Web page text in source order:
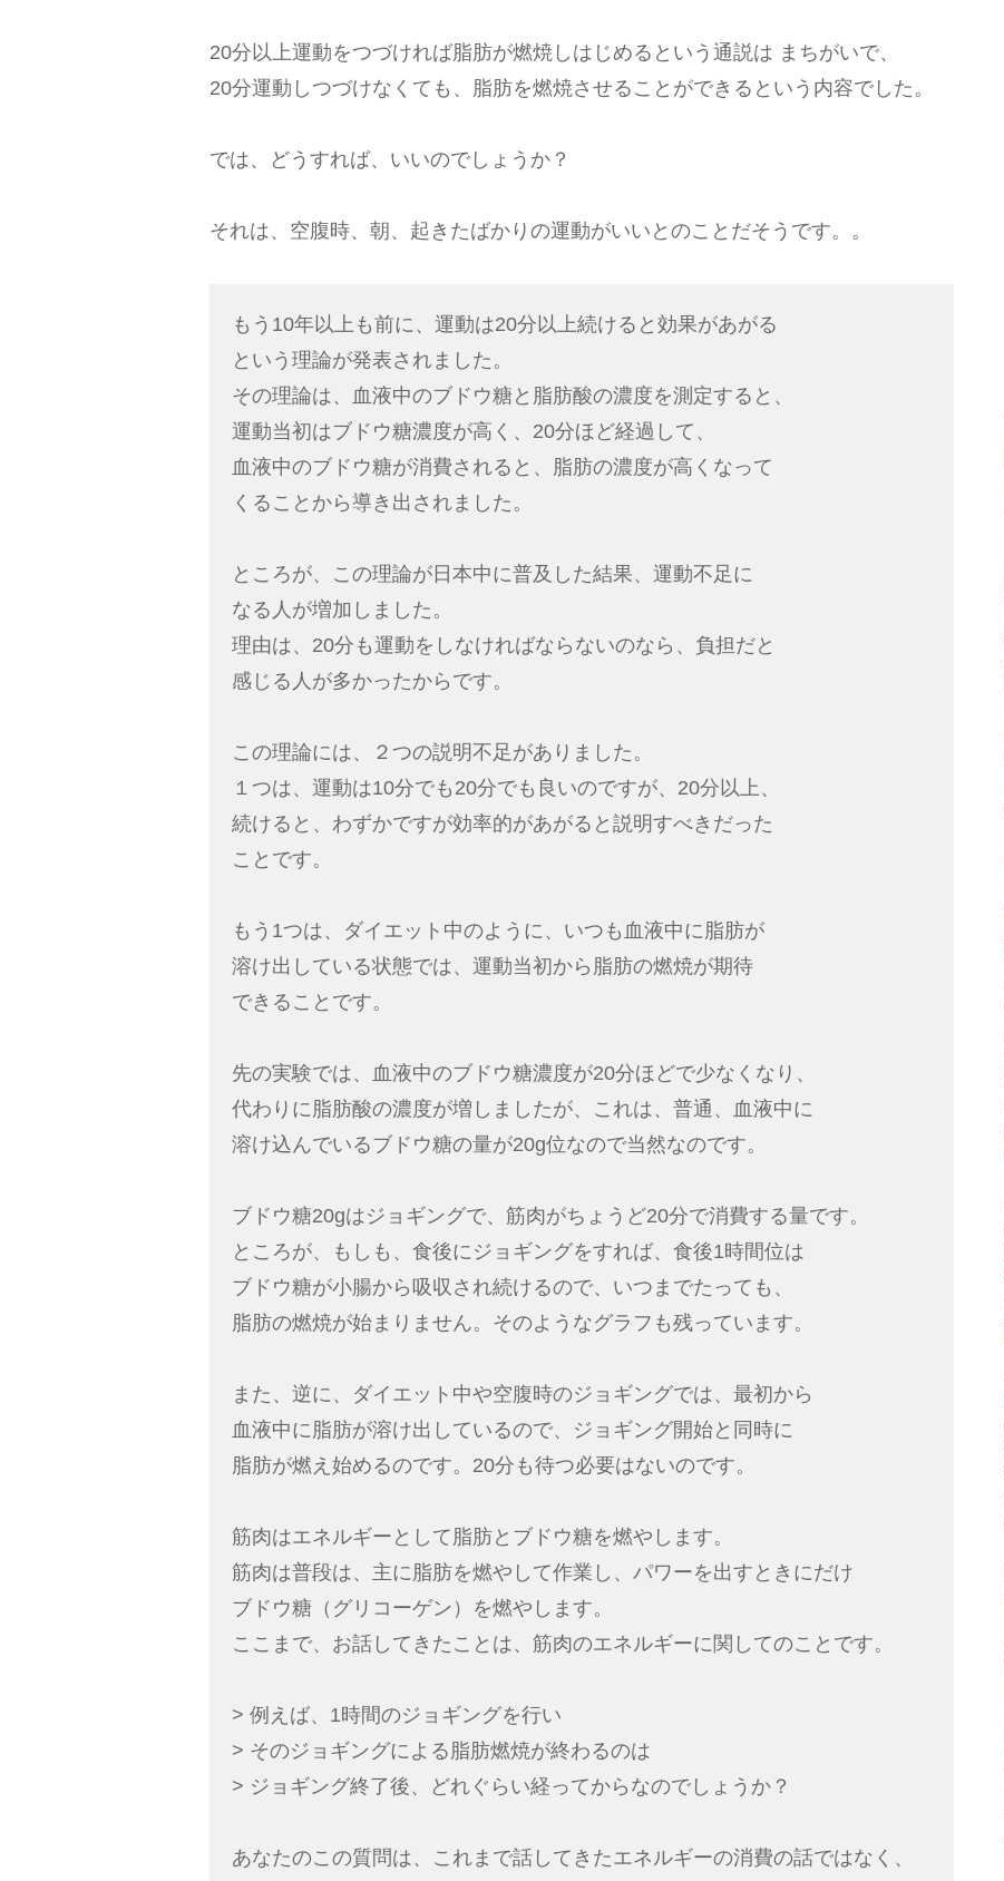
20分以上運動をつづければ脂肪が燃焼しはじめるという通説は まちがいで、
20分運動しつづけなくても、脂肪を燃焼させることができるという内容でした。
では、どうすれば、いいのでしょうか？
それは、空腹時、朝、起きたばかりの運動がいいとのことだそうです。。
もう10年以上も前に、運動は20分以上続けると効果があがる
という理論が発表されました。
その理論は、血液中のブドウ糖と脂肪酸の濃度を測定すると、
運動当初はブドウ糖濃度が高く、20分ほど経過して、
血液中のブドウ糖が消費されると、脂肪の濃度が高くなって
くることから導き出されました。
ところが、この理論が日本中に普及した結果、運動不足に
なる人が増加しました。
理由は、20分も運動をしなければならないのなら、負担だと
感じる人が多かったからです。
この理論には、２つの説明不足がありました。
１つは、運動は10分でも20分でも良いのですが、20分以上、
続けると、わずかですが効率的があがると説明すべきだった
ことです。
もう1つは、ダイエット中のように、いつも血液中に脂肪が
溶け出している状態では、運動当初から脂肪の燃焼が期待
できることです。
先の実験では、血液中のブドウ糖濃度が20分ほどで少なくなり、
代わりに脂肪酸の濃度が増しましたが、これは、普通、血液中に
溶け込んでいるブドウ糖の量が20g位なので当然なのです。
ブドウ糖20gはジョギングで、筋肉がちょうど20分で消費する量です。
ところが、もしも、食後にジョギングをすれば、食後1時間位は
ブドウ糖が小腸から吸収され続けるので、いつまでたっても、
脂肪の燃焼が始まりません。そのようなグラフも残っています。
また、逆に、ダイエット中や空腹時のジョギングでは、最初から
血液中に脂肪が溶け出しているので、ジョギング開始と同時に
脂肪が燃え始めるのです。20分も待つ必要はないのです。
筋肉はエネルギーとして脂肪とブドウ糖を燃やします。
筋肉は普段は、主に脂肪を燃やして作業し、パワーを出すときにだけ
ブドウ糖（グリコーゲン）を燃やします。
ここまで、お話してきたことは、筋肉のエネルギーに関してのことです。
> 例えば、1時間のジョギングを行い
> そのジョギングによる脂肪燃焼が終わるのは
> ジョギング終了後、どれぐらい経ってからなのでしょうか？
あなたのこの質問は、これまで話してきたエネルギーの消費の話ではなく、